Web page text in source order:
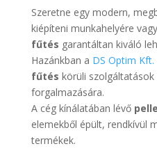
Szeretne egy modern,
kiépíteni munkahelyére
fűtés garantáltan kiváló
Hazánkban a DS Optim Kft.
fűtés körüli
forgalmazására.
A cég kínálatában lévő
elemekből épült, rendkívül
termékek.